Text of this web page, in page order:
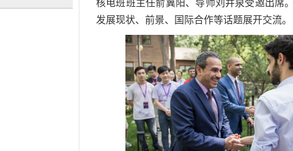
核电班班主任俞冀阳、导师刘井泉受邀出席
发展现状、前景、国际合作等话题展开交流。